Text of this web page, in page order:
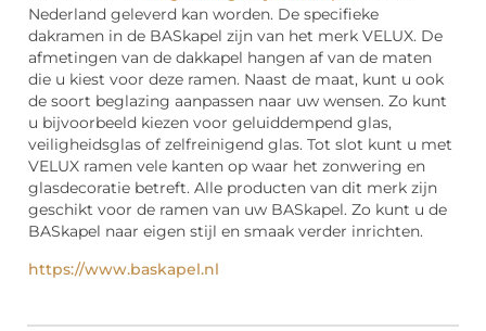
Nederland geleverd kan worden. De specifieke
dakramen in de BASkapel zijn van het merk VELUX. De
afmetingen van de dakkapel hangen af van de maten
die u kiest voor deze ramen. Naast de maat, kunt u ook
de soort beglazing aanpassen naar uw wensen. Zo kunt
u bijvoorbeeld kiezen voor geluiddempend glas,
veiligheidsglas of zelfreinigend glas. Tot slot kunt u met
VELUX ramen vele kanten op waar het zonwering en
glasdecoratie betreft. Alle producten van dit merk zijn
geschikt voor de ramen van uw BASkapel. Zo kunt u de
BASkapel naar eigen stijl en smaak verder inrichten.
https://www.baskapel.nl